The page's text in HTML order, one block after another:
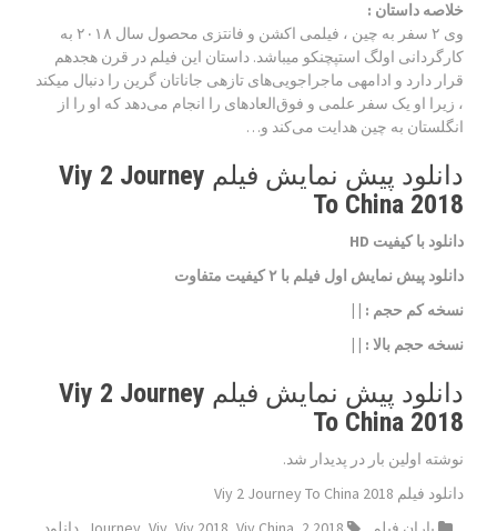
خلاصه داستان :
وی ۲ سفر به چین ، فیلمی اکشن و فانتزی محصول سال ۲۰۱۸ به
کارگردانی اولگ استپچنکو می‎باشد. داستان این فیلم در قرن هجدهم
قرار دارد و ادامه‎ی ماجراجویی‌های تازه‎ی جاناتان گرین را دنبال می‎کند
، زیرا او یک سفر علمی و فوق‌العاده‎ای را انجام می‌دهد که او را از
انگلستان به چین هدایت می‌کند و…
دانلود پیش نمایش فیلم Viy 2 Journey
To China 2018
دانلود با کیفیت HD
دانلود پیش نمایش اول فیلم با ۲ کیفیت متفاوت
نسخه کم حجم : | |
نسخه حجم بالا : | |
دانلود پیش نمایش فیلم Viy 2 Journey
To China 2018
نوشته اولین بار در پدیدار شد.
دانلود فیلم Viy 2 Journey To China 2018